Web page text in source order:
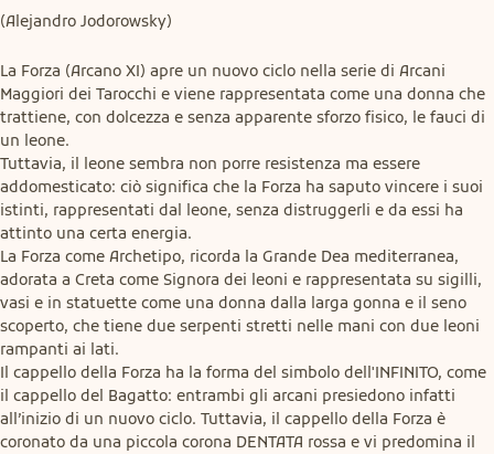
(Alejandro Jodorowsky)
La Forza (Arcano XI) apre un nuovo ciclo nella serie di Arcani
Maggiori dei Tarocchi e viene rappresentata come una donna che
trattiene, con dolcezza e senza apparente sforzo fisico, le fauci di
un leone.
Tuttavia, il leone sembra non porre resistenza ma essere
addomesticato: ciò significa che la Forza ha saputo vincere i suoi
istinti, rappresentati dal leone, senza distruggerli e da essi ha
attinto una certa energia.
La Forza come Archetipo, ricorda la Grande Dea mediterranea,
adorata a Creta come Signora dei leoni e rappresentata su sigilli,
vasi e in statuette come una donna dalla larga gonna e il seno
scoperto, che tiene due serpenti stretti nelle mani con due leoni
rampanti ai lati.
Il cappello della Forza ha la forma del simbolo dell'INFINITO, come
il cappello del Bagatto: entrambi gli arcani presiedono infatti
all’inizio di un nuovo ciclo. Tuttavia, il cappello della Forza è
coronato da una piccola corona DENTATA rossa e vi predomina il